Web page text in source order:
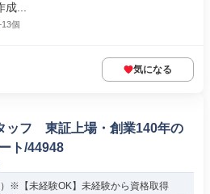
...
個
気になる
ッフ 東証上場・創業140年の
ト/44948
※【未経験OK】未経験から資格取得